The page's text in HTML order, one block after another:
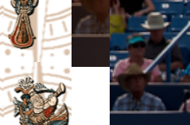
A
Č